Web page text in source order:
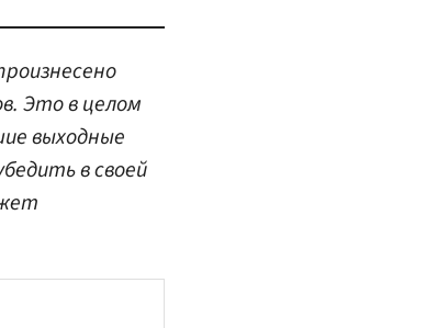
Это в целом
выходные
в своей